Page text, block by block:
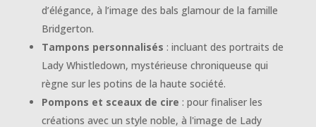
d’élégance, à l’image des bals glamour de la famille
Bridgerton.
Tampons personnalisés : incluant des portraits de
Lady Whistledown, mystérieuse chroniqueuse qui
règne sur les potins de la haute société.
Pompons et sceaux de cire : pour finaliser les
créations avec un style noble, à l'image de Lady